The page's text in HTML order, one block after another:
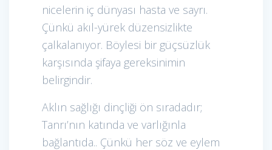
nicelerin iç dünyası hasta ve sayrı.
Çünkü akıl-yürek düzensizlikte
çalkalanıyor. Böylesi bir güçsüzlük
karşısında şifaya gereksinimin
belirgindir.
Aklın sağlığı dinçliği ön sıradadır;
Tanrı’nın katında ve varlığınla
bağlantıda.. Çünkü her söz ve eylem